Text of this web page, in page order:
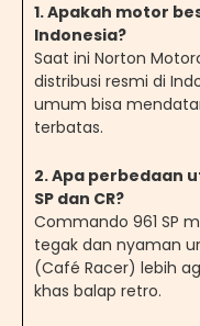
1. Apakah motor
Indonesia?
Saat ini Norton
distribusi resmi di
umum bisa
terbatas.
2. Apa perbedaan
SP dan CR?
Commando 961 SP
tegak dan nyaman
(Café Racer) lebih
khas balap retro.